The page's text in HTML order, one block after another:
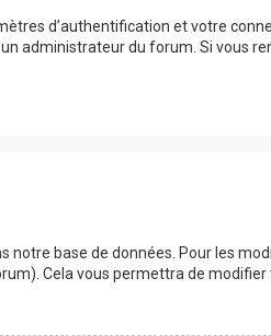
d’authentification et votre
administrateur du forum. Si vous
base de données. Pour les
Cela vous permettra de